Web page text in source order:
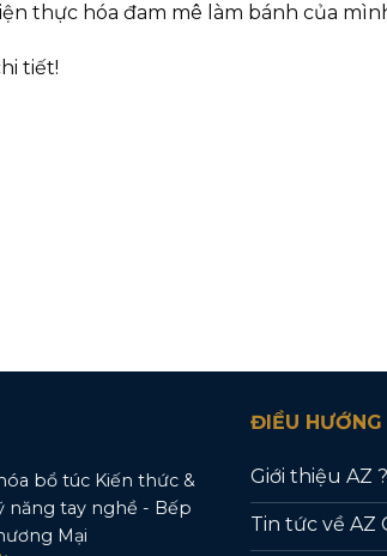
thực hóa đam mê làm bánh của
tiết!
bổ túc Kiến thức &
năng tay nghề - Bếp
Mại
ĐIỀU HƯỚNG
Giới thiệu AZ ?
Tin tức về AZ